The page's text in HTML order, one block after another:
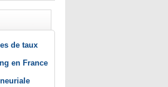
de taux
en France